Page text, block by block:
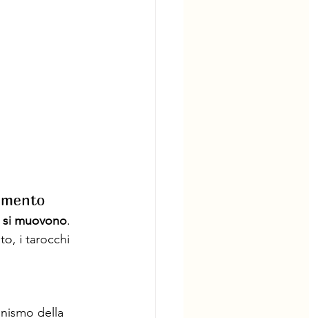
muovono.
i tarocchi
della